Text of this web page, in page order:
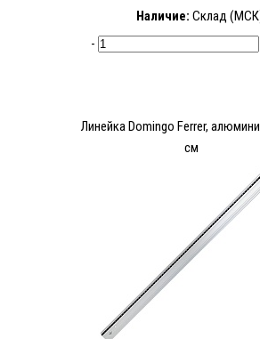
Наличие: Склад
-
Линейка Domingo Ferrer,
см